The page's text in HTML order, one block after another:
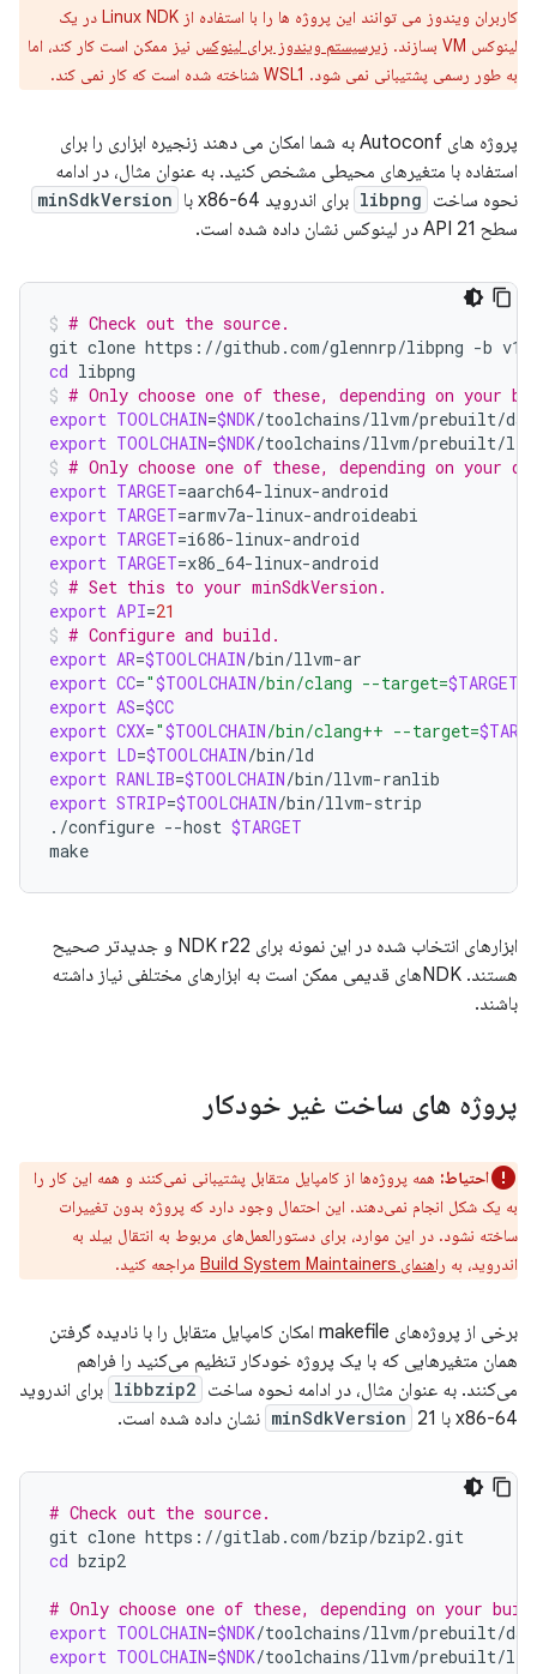
کاربران ویندوز می توانند این پروژه ها را با استفاده از Linux NDK در یک
لینوکس VM بسازند.
زیرسیستم ویندوز برای لینوکس نیز ممکن است کار کند، اما
به طور رسمی پشتیبانی نمی شود. WSL1 شناخته شده است که کار نمی کند.
پروژه های Autoconf به شما امکان می دهند زنجیره ابزاری را برای
استفاده با متغیرهای محیطی مشخص کنید. به عنوان مثال، در ادامه
نحوه ساخت libpng برای اندروید x86-64 با minSdkVersion
سطح 21 API در لینوکس نشان داده شده است.
# Check out the source.
git clone https://github.com/glennrp/libpng -b
cd libpng
# Only choose one of these, depending on your
export TOOLCHAIN=$NDK
export TOOLCHAIN=$NDK/toolchains/llvm/prebuilt/
# Only choose one of these, depending on your
export TARGET=
export TARGET=
export TARGET=
export TARGET=x86_64-linux-android
# Set this to your minSdkVersion.
export API=21
# Configure and build.
export AR=$TOOLCHAIN
export CC="$TOOLCHAIN/bin/clang --target=
export AS=$CC
export CXX="$TOOLCHAIN/bin/clang++ --target=
export LD=$TOOLCHAIN
export RANLIB=$TOOLCHAIN
export STRIP=$TOOLCHAIN/bin/llvm-strip
./configure --host $TARGET
make
ابزارهای انتخاب شده در این نمونه برای NDK r22 و جدیدتر صحیح
هستند. NDKهای قدیمی ممکن است به ابزارهای مختلفی نیاز داشته
باشند.
پروژه های ساخت غیر خودکار
احتیاط: همه پروژه‌ها از کامپایل متقابل پشتیبانی نمی‌کنند و همه این کار را
به یک شکل انجام نمی‌دهند. این احتمال وجود دارد که پروژه بدون تغییرات
ساخته نشود. در این موارد، برای دستورالعمل‌های مربوط به انتقال بیلد به
اندروید، به راهنمای Build System Maintainers مراجعه کنید.
برخی از پروژه‌های makefile امکان کامپایل متقابل را با نادیده گرفتن
همان متغیرهایی که با یک پروژه خودکار تنظیم می‌کنید را فراهم
می‌کنند. به عنوان مثال، در ادامه نحوه ساخت libbzip2 برای اندروید
x86-64 با
minSdkVersion 21 نشان داده شده است.
# Check out the source.
git clone
cd bzip2
# Only choose one of these, depending on your
export TOOLCHAIN=$NDK
export TOOLCHAIN=$NDK/toolchains/llvm/prebuilt/